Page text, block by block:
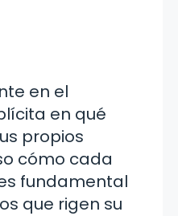
en el
en qué
propios
cómo cada
fundamental
que rigen su